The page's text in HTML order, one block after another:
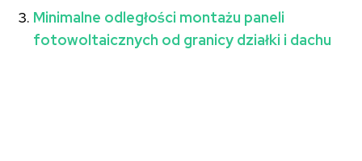
Minimalne odległości montażu paneli
fotowoltaicznych od granicy działki i dachu